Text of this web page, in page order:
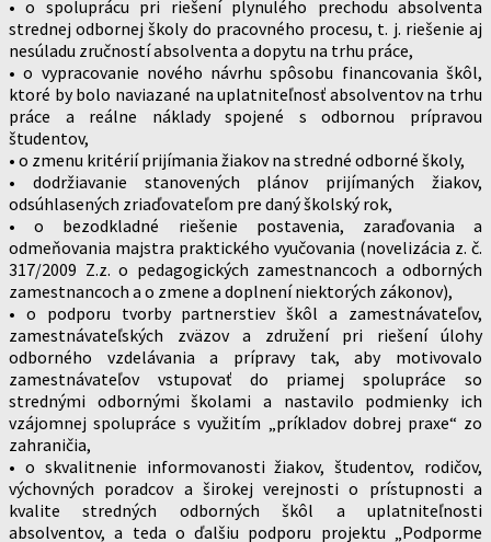
• o spoluprácu pri riešení plynulého prechodu absolventa
strednej odbornej školy do pracovného procesu, t. j. riešenie aj
nesúladu zručností absolventa a dopytu na trhu práce,
• o vypracovanie nového návrhu spôsobu financovania škôl,
ktoré by bolo naviazané na uplatniteľnosť absolventov na trhu
práce a reálne náklady spojené s odbornou prípravou
študentov,
• o zmenu kritérií prijímania žiakov na stredné odborné školy,
• dodržiavanie stanovených plánov prijímaných žiakov,
odsúhlasených zriaďovateľom pre daný školský rok,
• o bezodkladné riešenie postavenia, zaraďovania a
odmeňovania majstra praktického vyučovania (novelizácia z. č.
317/2009 Z.z. o pedagogických zamestnancoch a odborných
zamestnancoch a o zmene a doplnení niektorých zákonov),
• o podporu tvorby partnerstiev škôl a zamestnávateľov,
zamestnávateľských zväzov a združení pri riešení úlohy
odborného vzdelávania a prípravy tak, aby motivovalo
zamestnávateľov vstupovať do priamej spolupráce so
strednými odbornými školami a nastavilo podmienky ich
vzájomnej spolupráce s využitím „príkladov dobrej praxe“ zo
zahraničia,
• o skvalitnenie informovanosti žiakov, študentov, rodičov,
výchovných poradcov a širokej verejnosti o prístupnosti a
kvalite stredných odborných škôl a uplatniteľnosti
absolventov, a teda o ďalšiu podporu projektu „Podporme